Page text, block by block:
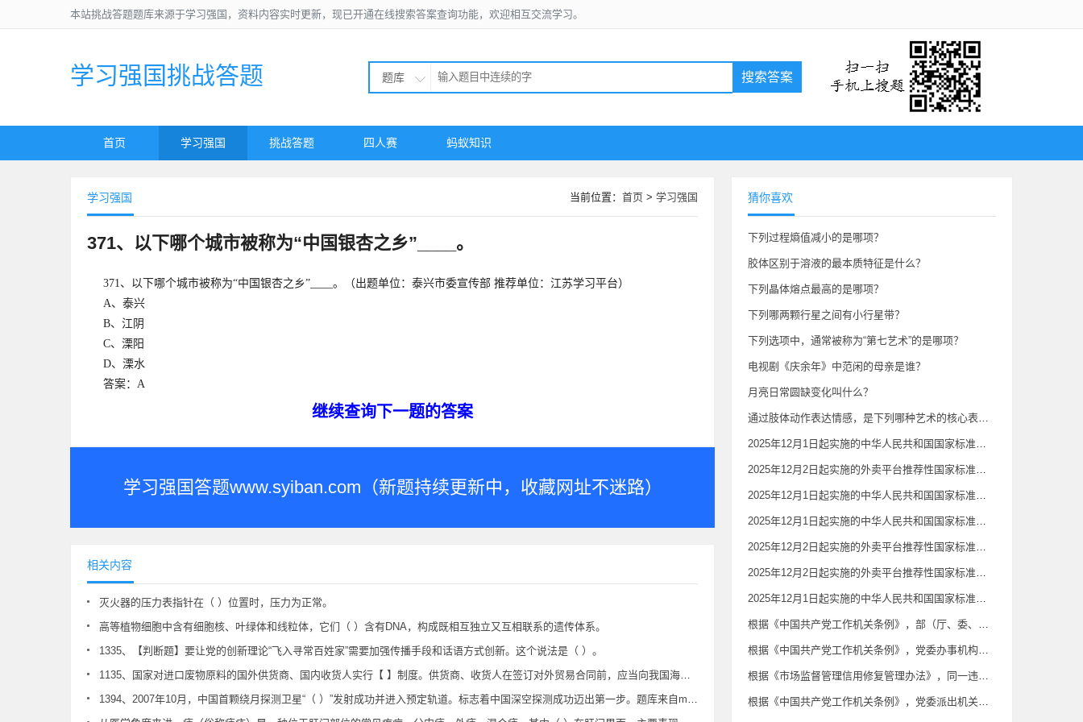
本站挑战答题题库来源于学习强国，资料内容实时更新，现已开通在线搜索答案查询功能，欢迎相互交流学习。
学习强国挑战答题 题库 搜索答案
首页 学习强国 挑战答题 四人赛 蚂蚁知识
学习强国 当前位置： 首页 > 学习强国
371、以下哪个城市被称为“中国银杏之乡”____。
371、以下哪个城市被称为“中国银杏之乡”____。（出题单位：泰兴市委宣传部 推荐单位：江苏学习平台）
A、泰兴
B、江阴
C、溧阳
D、溧水
答案： A
继续查询下一题的答案
学习强国答题www.syiban.com（新题持续更新中，收藏网址不迷路）
相关内容
灭火器的压力表指针在（ ）位置时，压力为正常。
高等植物细胞中含有细胞核、叶绿体和线粒体，它们（ ）含有DNA，构成既相互独立又互相联系的遗传体系。
1335、【判断题】要让党的创新理论“飞入寻常百姓家”需要加强传播手段和话语方式创新。这个说法是（ ）。
1135、国家对进口废物原料的国外供货商、国内收货人实行【 】制度。供货商、收货人在签订对外贸易合同前，应当向我国海关办理相应登记手续。
1394、2007年10月，中国首颗绕月探测卫星“（ ）”发射成功并进入预定轨道。标志着中国深空探测成功迈出第一步。题库来自m.syiban.com
猜你喜欢
下列过程熵值减小的是哪项？
胶体区别于溶液的最本质特征是什么？
下列晶体熔点最高的是哪项？
下列哪两颗行星之间有小行星带？
下列选项中，通常被称为“第七艺术”的是哪项？
电视剧《庆余年》中范闲的母亲是谁？
月亮日常圆缺变化叫什么？
通过肢体动作表达情感，是下列哪种艺术的核心表现特征？
2025年12月1日起实施的中华人民共和国国家标准《公共场所卫生检验方法第6部分：卫生监测技术规范》规定，影剧院、音乐厅、录像厅（室）等室内空气质量监测在当日（ ）各监测1次；常规卫生监督监测频次可根据相关规定开展。
2025年12月2日起实施的外卖平台推荐性国家标准《外卖平台服务管理基本要求》规定，外卖平台可以利用数据、算法、技术、流量以及平台规则等优势对自营或代运营业务实施自我优待。（ ）
2025年12月1日起实施的中华人民共和国国家标准《公共场所卫生检验方法第6部分：卫生监测技术规范》规定，人工游泳场所在场所营业的客流高峰期游泳池水监测，（ ）至少监测1次。常规卫生监督监测频次可根据相关规定开展。
2025年12月1日起实施的中华人民共和国国家标准《医用防护口罩》规定，一次性使用医用防护口罩（ ）设置呼气阀。
2025年12月2日起实施的外卖平台推荐性国家标准《外卖平台服务管理基本要求》规定，外卖平台应在商品搜索、展示、交易等页面（ ）标注配送属性信息，如商户自配送、平台配送、第三方配送等。
2025年12月2日起实施的外卖平台推荐性国家标准《外卖平台服务管理基本要求》规定，除法律法规明确规定的情形外，外卖平台不应利用算法等技术手段隐藏真实差评，不应将好评前置、差评后置，或不显著区分不同商品或服务的评价等。（ ）
2025年12月1日起实施的中华人民共和国国家标准《公共场所卫生检验方法第6部分：卫生监测技术规范》规定，宾馆、旅店、招待所等住宿场所室内空气质量监测应在当日（ ）。
根据《中国共产党工作机关条例》，部（厅、委、室）务会会议由党的工作机关主要负责同志召集并主持，领导班子成员参加。主要负责同志因故无法召集或者出现空缺时，（ ）委托其他负责同志或者由党委指定的负责同志召集会议。
根据《中国共产党工作机关条例》，党委办事机构是协助党委办理某一方面重要事务的机构，一般是指党委为加强（ ）重要工作的领导和组织协调而设立的（决策）议事协调机构的常设办事机构，承担（决策）议事协调机构的日常工作，可以根据有关规定履行特定管理职责。
根据《市场监督管理信用修复管理办法》，同一违法失信信息涉及多种行政处罚的，其公示期以所涉期限中（ ）的为准。
根据《中国共产党工作机关条例》，党委派出机关是党委为加强对特定领域、行业、系统领导而派出的机关，根据有关规定代表党委领导该领域、行业、系统的工作。（ ）